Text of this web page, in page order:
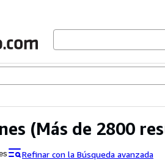
(Más de 2800
Refinar con la Búsqueda avanzada